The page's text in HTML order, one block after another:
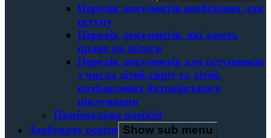
Перелік документів необхідних для
вступу
Перелік документів, які дають
право на пільги
Перелік документів для вступників
з числа дітей-сиріт та дітей,
позбавлених батьківського
піклування
Приймальна комісія
Здобувачу освіти Show sub menu